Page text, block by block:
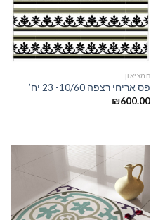
המציאון
פס אריחי רצפה 10/60- 23 יח’
₪600.00